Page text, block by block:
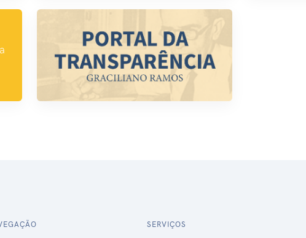
SERVIÇOS